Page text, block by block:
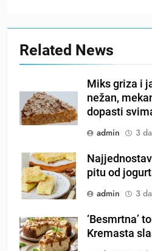
Related News
Miks griza i
nežan,
dopasti
admin
3
pitu od
admin
3
‘Besmrtna’
Kremasta